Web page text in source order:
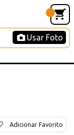
Usar Foto
Adicionar Favorito